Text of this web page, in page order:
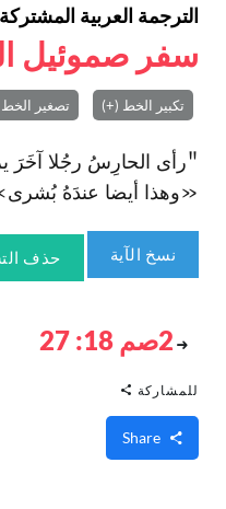
الترجمة العربية
سفر صموئيل
تكبير الخط (+) تصغير
"رأى الحارِسُ رجُلا آخَرَ
«وهذا أيضا عندَهُ بُشرى»." (2صم
نسخ الآية حذف
2صم 18: 27
للمشاركة